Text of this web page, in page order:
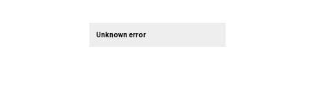
Unknown error